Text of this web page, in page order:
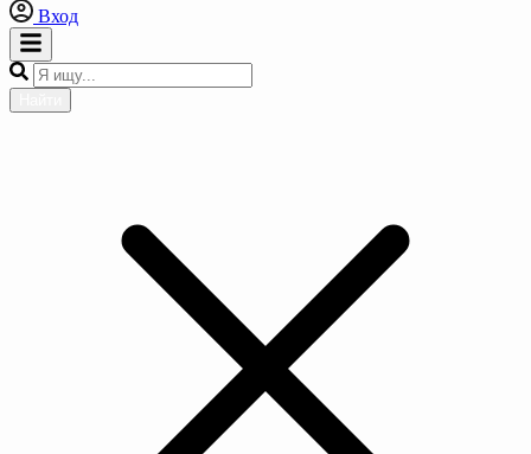
Вход